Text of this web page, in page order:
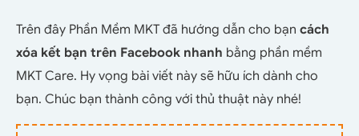
Trên đây Phần Mềm MKT đã hướng dẫn cho bạn cách
xóa kết bạn trên Facebook nhanh bằng phần mềm
MKT Care. Hy vọng bài viết này sẽ hữu ích dành cho
bạn. Chúc bạn thành công với thủ thuật này nhé!